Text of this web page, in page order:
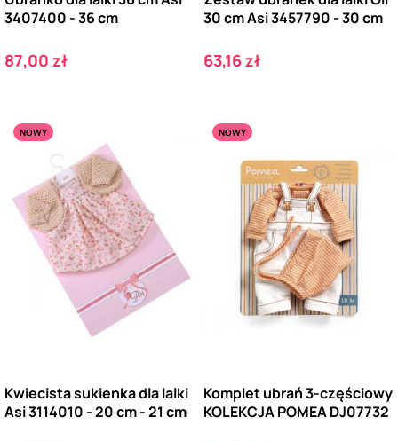
3407400 - 36 cm
Cena
87,00 zł
30 cm Asi 3457790 - 30 cm
Cena
63,16 zł
NOWY
Kwiecista sukienka dla lalki
Asi 3114010 - 20 cm - 21 cm
NOWY
Komplet ubrań 3-częściowy
KOLEKCJA POMEA DJ07732